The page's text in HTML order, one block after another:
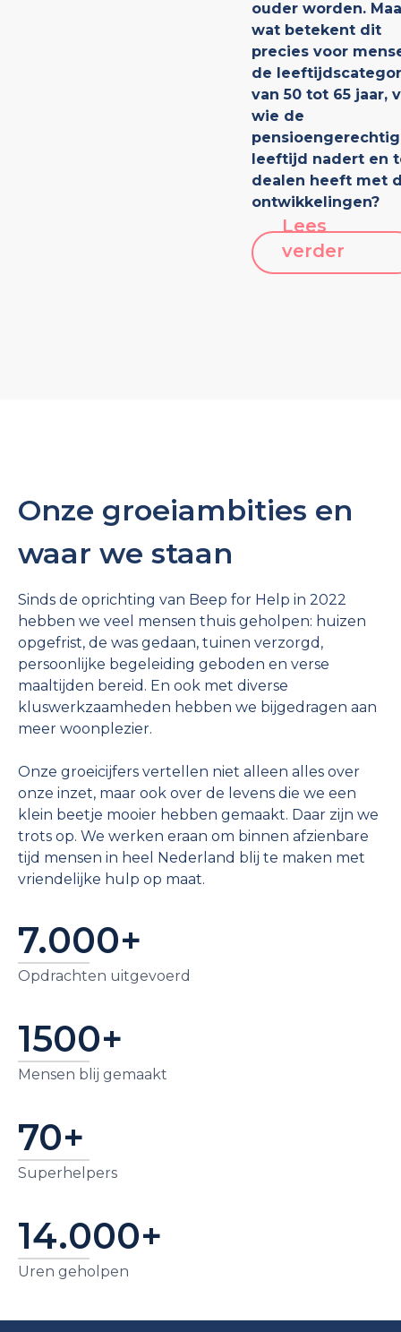
ouder worden.
wat betekent dit
precies voor
de
van 50 tot 65 jaar,
wie de
leeftijd nadert en
dealen heeft met
ontwikkelingen?
Lees
verder
Onze groeiambities en
waar we staan
Sinds de oprichting van Beep for Help in 2022
hebben we veel mensen thuis geholpen: huizen
opgefrist, de was gedaan, tuinen verzorgd,
persoonlijke begeleiding geboden en verse
maaltijden bereid. En ook met diverse
kluswerkzaamheden hebben we bijgedragen aan
meer woonplezier.
Onze groeicijfers vertellen niet alleen alles over
onze inzet, maar ook over de levens die we een
klein beetje mooier hebben gemaakt. Daar zijn we
trots op. We werken eraan om binnen afzienbare
tijd mensen in heel Nederland blij te maken met
vriendelijke hulp op maat.
7.000+
Opdrachten uitgevoerd
1500+
Mensen blij gemaakt
70+
Superhelpers
14.000+
Uren geholpen